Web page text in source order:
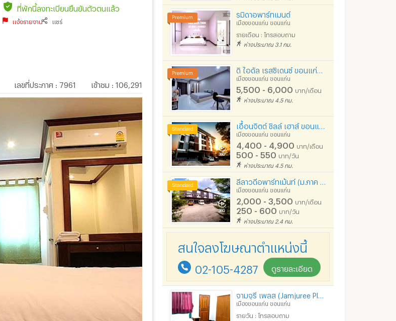
ที่พักนี้ลงทะเบียนยืนยันตัวตนแล้ว
แจ้งรายงาน แชร์
เลขที่ประกาศ 7961 เข้าชม 106,291
รมิดาอพาร์ทเมนต์
เมืองขอนแก่น ขอนแก่น
รายเดือน : โทรสอบถาม
ห่างประมาณ 3.1 กม.
เมืองขอนแก่น ขอนแก่น
5,500 - 6,000 บาท/เดือน
ห่างประมาณ 4.5 กม.
เมืองขอนแก่น ขอนแก่น
4,400 - 4,900 บาท/เดือน
500 - 550 บาท/วัน
ห่างประมาณ 4.5 กม.
เมืองขอนแก่น ขอนแก่น
2,000 - 3,500 บาท/เดือน
250 - 600 บาท/วัน
ห่างประมาณ 2.4 กม.
สนใจลงโฆษณาตำแหน่งนี้
02-105-4287 ดูรายละเอียด
เมืองขอนแก่น ขอนแก่น
รายวัน : โทรสอบถาม